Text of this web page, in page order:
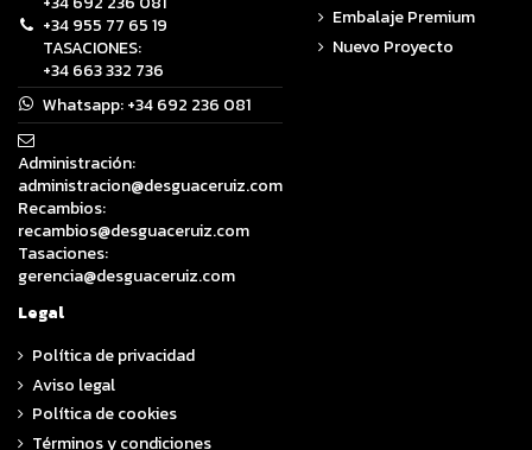
+34 955 77 65 19
TASACIONES:
+34 663 332 736
Whatsapp:+34 692 236 081
Administración:
administracion@desguaceruiz.com
Recambios:
recambios@desguaceruiz.com
Tasaciones:
gerencia@desguaceruiz.com
Embalaje Premium
Nuevo Proyecto
Legal
Política de privacidad
Aviso legal
Política de cookies
Términos y condiciones